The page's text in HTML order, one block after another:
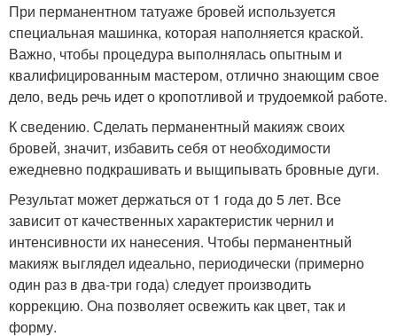
При перманентном татуаже бровей используется
специальная машинка, которая наполняется краской.
Важно, чтобы процедура выполнялась опытным и
квалифицированным мастером, отлично знающим свое
дело, ведь речь идет о кропотливой и трудоемкой работе.
К сведению. Сделать перманентный макияж своих
бровей, значит, избавить себя от необходимости
ежедневно подкрашивать и выщипывать бровные дуги.
Результат может держаться от 1 года до 5 лет. Все
зависит от качественных характеристик чернил и
интенсивности их нанесения. Чтобы перманентный
макияж выглядел идеально, периодически (примерно
один раз в два-три года) следует производить
коррекцию. Она позволяет освежить как цвет, так и
форму.